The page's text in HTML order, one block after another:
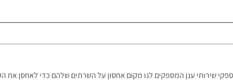
שירותי ענן המספקים לנו מקום אחסון על השרתים שלהם כדי לאחסן את